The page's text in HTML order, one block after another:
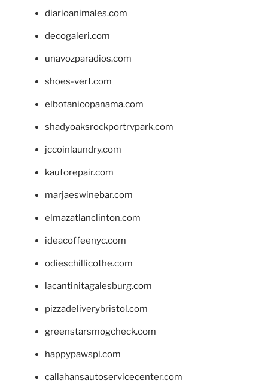
diarioanimales.com
decogaleri.com
unavozparadios.com
shoes-vert.com
elbotanicopanama.com
shadyoaksrockportrvpark.com
jccoinlaundry.com
kautorepair.com
marjaeswinebar.com
elmazatlanclinton.com
ideacoffeenyc.com
odieschillicothe.com
lacantinitagalesburg.com
pizzadeliverybristol.com
greenstarsmogcheck.com
happypawspl.com
callahansautoservicecenter.com